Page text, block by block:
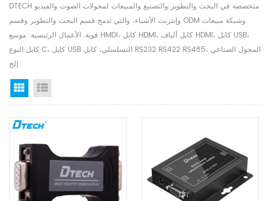
DTECH متخصصة في البحث والتطوير والتصنيع والمبيعات لمحولات الصوت والفيديو
وإنترنت الأشياء، والتي تدمج قسم البحث والتطوير وقسم ODM وشبكة مبيعات
قوية. الأعمال الرئيسية: موسع HMDI، كابل HDMI، كابل ألياف HDMI، كابل USB،
كابل النوع C، كابل USB التسلسلي، كابل RS232 RS422 RS485، المحول الصناعي
إلخ.
Grid View